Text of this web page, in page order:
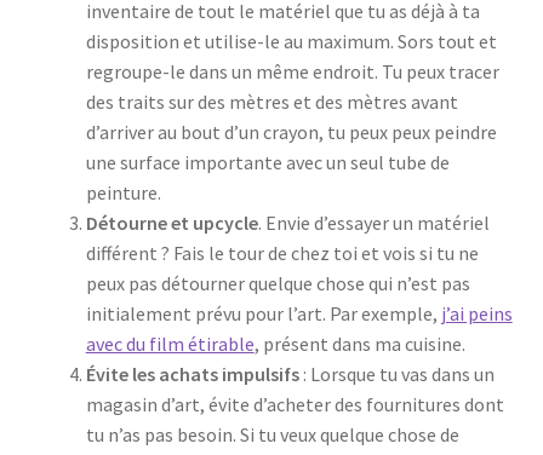
inventaire de tout le matériel que tu as déjà à ta
disposition et utilise-le au maximum. Sors tout et
regroupe-le dans un même endroit. Tu peux tracer
des traits sur des mètres et des mètres avant
d’arriver au bout d’un crayon, tu peux peux peindre
une surface importante avec un seul tube de
peinture.
Détourne et upcycle. Envie d’essayer un matériel
différent ? Fais le tour de chez toi et vois si tu ne
peux pas détourner quelque chose qui n’est pas
initialement prévu pour l’art. Par exemple, j’ai peins
avec du film étirable, présent dans ma cuisine.
Évite les achats impulsifs: Lorsque tu vas dans un
magasin d’art, évite d’acheter des fournitures dont
tu n’as pas besoin. Si tu veux quelque chose de